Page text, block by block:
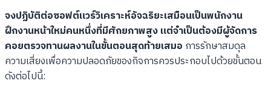
จงปฏิบัติต่อซอฟต์แวร์วิเคราะห์อัจฉริยะเสมือนเป็นพนักงาน
ฝึกงานหน้าใหม่คนหนึ่งที่มีศักยภาพสูง แต่จำเป็นต้องมีผู้จัดการ
คอยตรวจทานผลงานในขั้นตอนสุดท้ายเสมอ การรักษาสมดุล
ความเสี่ยงเพื่อความปลอดภัยของกิจการควรประกอบไปด้วยขั้นตอน
ดังต่อไปนี้: